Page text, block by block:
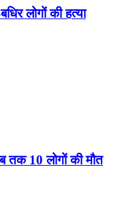
लोगों की हत्या
तक 10 लोगों की मौत